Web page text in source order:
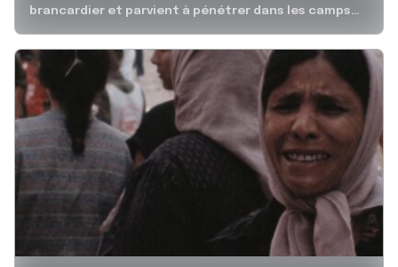
brancardier et parvient à pénétrer dans les camps